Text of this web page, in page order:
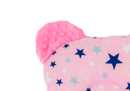
Pročitaj